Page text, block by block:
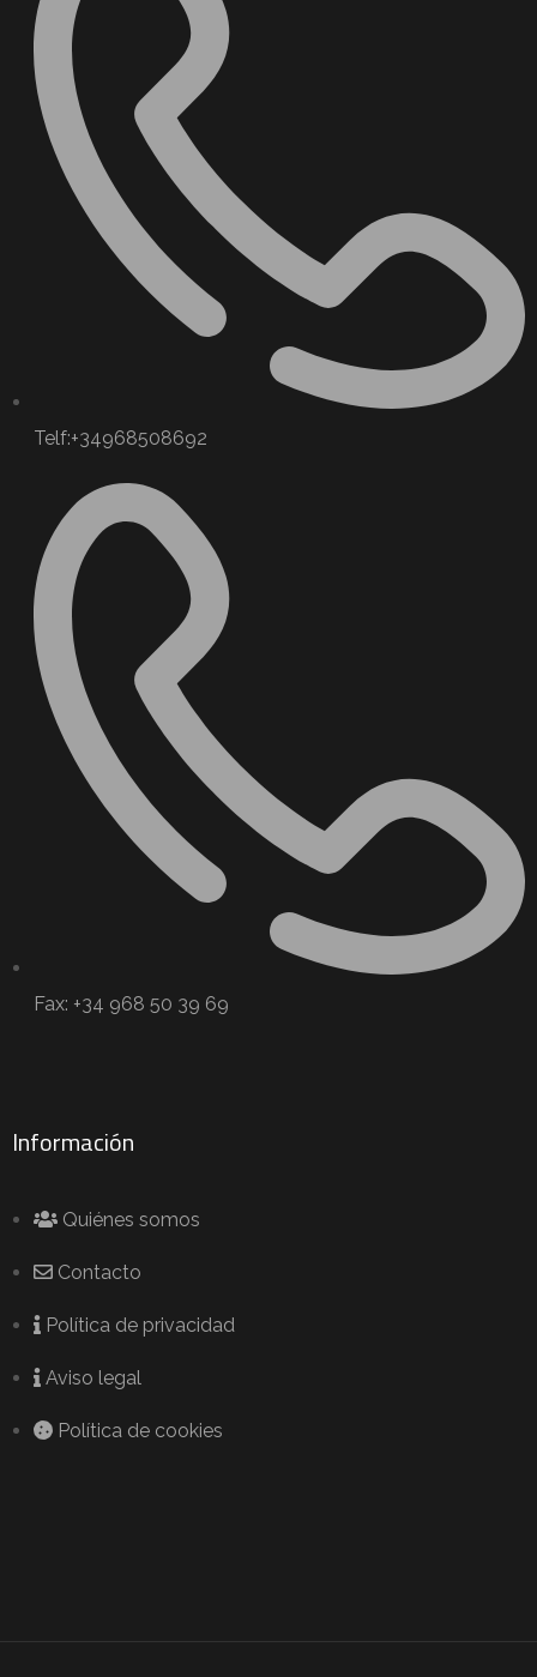
Telf:+34968508692
Fax: +34 968 50 39 69
Información
Quiénes somos
Contacto
Política de privacidad
Aviso legal
Política de cookies